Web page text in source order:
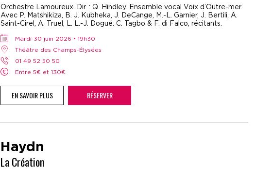
Orchestre Lamoureux. Dir. : Q. Hindley. Ensemble vocal Voix d’Outre-mer.
Avec P. Matshikiza, B. J. Kubheka, J. DeCange, M.-L. Garnier, J. Bertili, A.
Saint-Cirel, A. Truel, L. L.-J. Dogué. C. Tagbo & F. di Falco, récitants.
mardi 30 juin 2026 • 19h30
Théâtre des Champs-Élysées
01 49 52 50 50
Entre 5€ et 130€
EN SAVOIR PLUS RÉSERVER
Haydn
La Création